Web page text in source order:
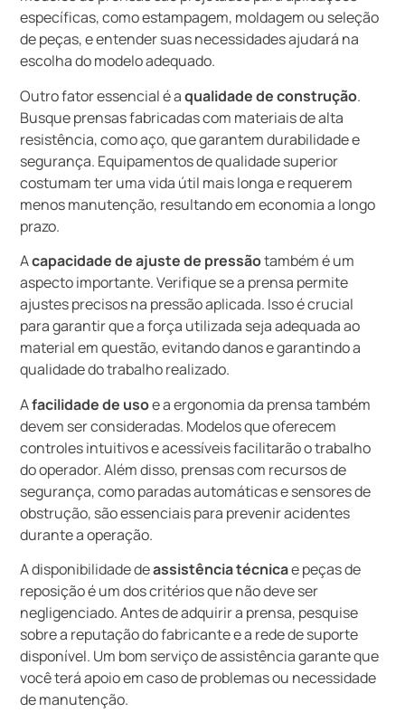
específicas, como estampagem, moldagem ou seleção
de peças, e entender suas necessidades ajudará na
escolha do modelo adequado.
Outro fator essencial é aqualidade de construção.
Busque prensas fabricadas com materiais de alta
resistência, como aço, que garantem durabilidade e
segurança. Equipamentos de qualidade superior
costumam ter uma vida útil mais longa e requerem
menos manutenção, resultando em economia a longo
prazo.
Acapacidade de ajuste de pressãotambém é um
aspecto importante. Verifique se a prensa permite
ajustes precisos na pressão aplicada. Isso é crucial
para garantir que a força utilizada seja adequada ao
material em questão, evitando danos e garantindo a
qualidade do trabalho realizado.
Afacilidade de usoe a ergonomia da prensa também
devem ser consideradas. Modelos que oferecem
controles intuitivos e acessíveis facilitarão o trabalho
do operador. Além disso, prensas com recursos de
segurança, como paradas automáticas e sensores de
obstrução, são essenciais para prevenir acidentes
durante a operação.
A disponibilidade deassistência técnicae peças de
reposição é um dos critérios que não deve ser
negligenciado. Antes de adquirir a prensa, pesquise
sobre a reputação do fabricante e a rede de suporte
disponível. Um bom serviço de assistência garante que
você terá apoio em caso de problemas ou necessidade
de manutenção.